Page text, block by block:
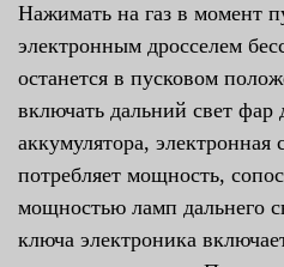
Нажимать на газ в момент
электронным дросселем
останется в пусковом
включать дальний свет фар
аккумулятора, электронная
потребляет мощность,
мощностью ламп дальнего
ключа электроника